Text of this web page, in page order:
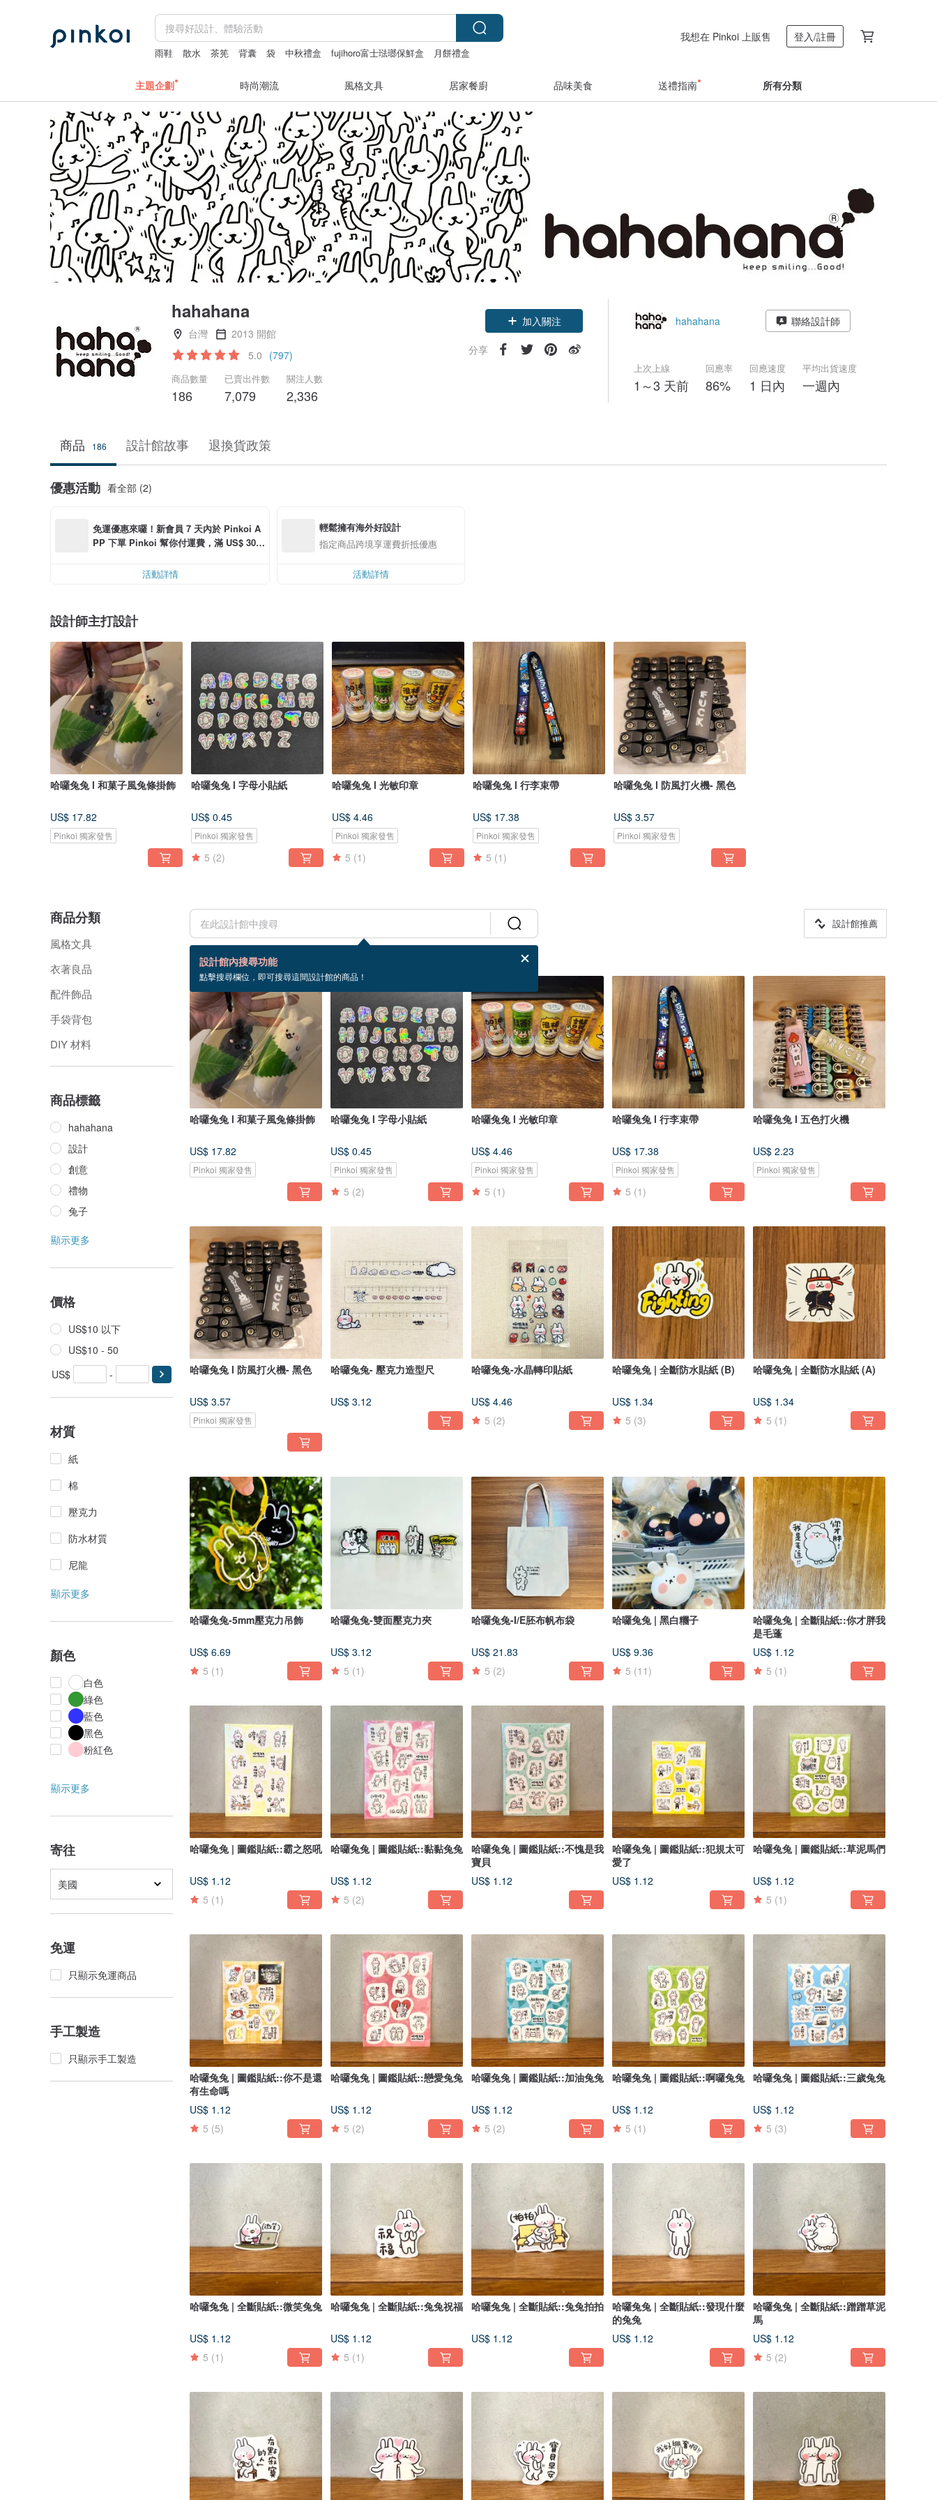
雨鞋 散水 茶筅 背囊 袋 中秋禮盒 fujihoro富士琺瑯保鮮盒 月餅禮盒
我想在 Pinkoi 上販售 登入/註冊
主題企劃 時尚潮流 風格文具 居家餐廚 品味美食 送禮指南 所有分類
hahahana
台灣
2013 開館
5.0 (797)
商品數量
186
已賣出件數
7,079
關注人數
2,336
加入關注
分享
hahahana 聯絡設計師
上次上線
1～3 天前
回應率
86%
回應速度
1 日內
平均出貨速度
一週內
商品 186 設計館故事 退換貨政策
優惠活動 看全部 (2)
免運優惠來囉！新會員 7 天內於 Pinkoi A
PP 下單 Pinkoi 幫你付運費，滿 US$ 30.0
活動詳情
輕鬆擁有海外好設計
指定商品跨境享運費折抵優惠
活動詳情
設計師主打設計
哈囉兔兔 l 和菓子風兔條掛飾
US$ 17.82
Pinkoi 獨家發售
哈囉兔兔 l 字母小貼紙
US$ 0.45
Pinkoi 獨家發售
5 (2)
哈囉兔兔 l 光敏印章
US$ 4.46
Pinkoi 獨家發售
5 (1)
哈囉兔兔 l 行李束帶
US$ 17.38
Pinkoi 獨家發售
5 (1)
哈囉兔兔 l 防風打火機- 黑色
US$ 3.57
Pinkoi 獨家發售
商品分類
風格文具
衣著良品
配件飾品
手袋背包
DIY 材料
商品標籤
hahahana
設計
創意
禮物
兔子
顯示更多
價格
US$10 以下
US$10 - 50
US$
-
材質
紙
棉
壓克力
防水材質
尼龍
顯示更多
顏色
白色
綠色
藍色
黑色
粉紅色
顯示更多
寄往
美國
免運
只顯示免運商品
手工製造
只顯示手工製造
設計館內搜尋功能
點擊搜尋欄位，即可搜尋這間設計館的商品！
設計館推薦
186 個商品
哈囉兔兔 l 和菓子風兔條掛飾
US$ 17.82
Pinkoi 獨家發售
哈囉兔兔 l 字母小貼紙
US$ 0.45
Pinkoi 獨家發售
5 (2)
哈囉兔兔 l 光敏印章
US$ 4.46
Pinkoi 獨家發售
5 (1)
哈囉兔兔 l 行李束帶
US$ 17.38
Pinkoi 獨家發售
5 (1)
哈囉兔兔 l 五色打火機
US$ 2.23
Pinkoi 獨家發售
哈囉兔兔 l 防風打火機- 黑色
US$ 3.57
Pinkoi 獨家發售
哈囉兔兔- 壓克力造型尺
US$ 3.12
哈囉兔兔-水晶轉印貼紙
US$ 4.46
5 (2)
哈囉兔兔 | 全斷防水貼紙 (B)
US$ 1.34
5 (3)
哈囉兔兔 | 全斷防水貼紙 (A)
US$ 1.34
5 (1)
哈囉兔兔-5mm壓克力吊飾
US$ 6.69
5 (1)
哈囉兔兔-雙面壓克力夾
US$ 3.12
5 (1)
哈囉兔兔-I/E胚布帆布袋
US$ 21.83
5 (2)
哈囉兔兔 | 黑白糰子
US$ 9.36
5 (11)
哈囉兔兔 | 全斷貼紙::你才胖我
是毛蓬
US$ 1.12
5 (1)
哈囉兔兔 | 圖鑑貼紙::霸之怒吼
US$ 1.12
5 (1)
哈囉兔兔 | 圖鑑貼紙::黏黏兔兔
US$ 1.12
5 (2)
哈囉兔兔 | 圖鑑貼紙::不愧是我
寶貝
US$ 1.12
哈囉兔兔 | 圖鑑貼紙::犯規太可
愛了
US$ 1.12
哈囉兔兔 | 圖鑑貼紙::草泥馬們
US$ 1.12
5 (1)
哈囉兔兔 | 圖鑑貼紙::你不是還
有生命嗎
US$ 1.12
5 (5)
哈囉兔兔 | 圖鑑貼紙::戀愛兔兔
US$ 1.12
5 (2)
哈囉兔兔 | 圖鑑貼紙::加油兔兔
US$ 1.12
5 (2)
哈囉兔兔 | 圖鑑貼紙::啊囉兔兔
US$ 1.12
5 (1)
哈囉兔兔 | 圖鑑貼紙::三歲兔兔
US$ 1.12
5 (3)
哈囉兔兔 | 全斷貼紙::微笑兔兔
US$ 1.12
5 (1)
哈囉兔兔 | 全斷貼紙::兔兔祝福
US$ 1.12
5 (1)
哈囉兔兔 | 全斷貼紙::兔兔拍拍
US$ 1.12
哈囉兔兔 | 全斷貼紙::發現什麼
的兔兔
US$ 1.12
哈囉兔兔 | 全斷貼紙::蹭蹭草泥
馬
US$ 1.12
5 (2)